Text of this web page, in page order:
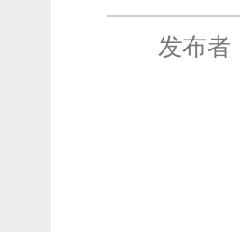
发布者